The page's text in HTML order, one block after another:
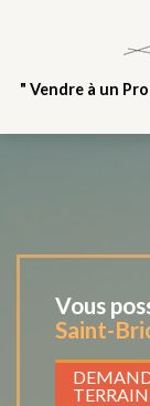
" Vendre à un
Vous
Saint-
TERRAIN